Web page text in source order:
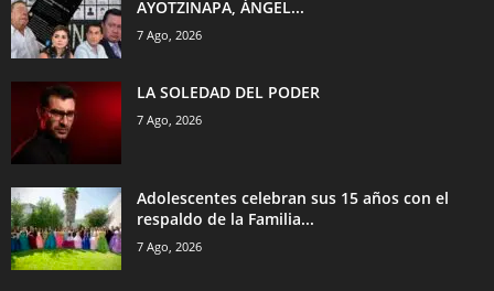
AYOTZINAPA, ÁNGEL...
7 Ago, 2026
LA SOLEDAD DEL PODER
7 Ago, 2026
Adolescentes celebran sus 15 años con el
respaldo de la Familia...
7 Ago, 2026